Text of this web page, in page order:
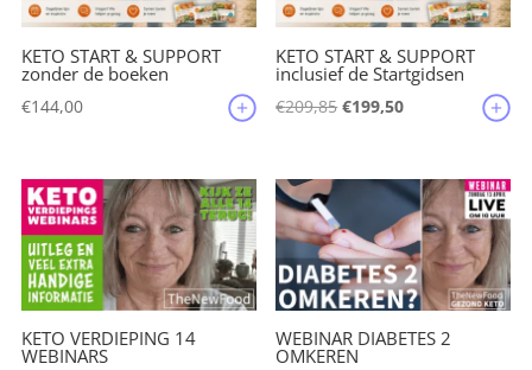
KETO START & SUPPORT
zonder de boeken
€144,00
KETO START & SUPPORT
inclusief de Startgidsen
€209,85Oorspronkelijke
€209,85.
€199,50Huidige
€199,50.
KETO VERDIEPING 14
WEBINARS
WEBINAR DIABETES 2
OMKEREN